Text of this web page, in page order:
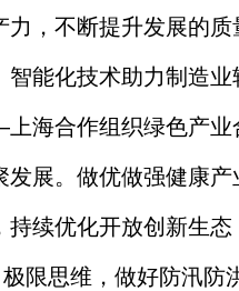
力，不断提升发展的质
智能化技术助力制造业
海合作组织绿色产业
发展。做优做强健康产
持续优化开放创新生态
限思维， 做好防汛防